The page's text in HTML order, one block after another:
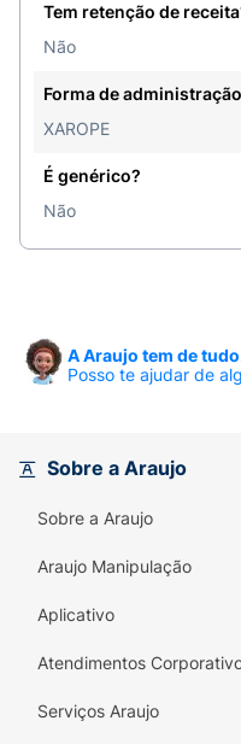
Tem retenção de
Não
Forma de administração
XAROPE
É genérico?
Não
A Araujo tem de
Posso te ajudar de
Sobre a Araujo
Sobre a Araujo
Araujo Manipulação
Aplicativo
Atendimentos
Serviços Araujo